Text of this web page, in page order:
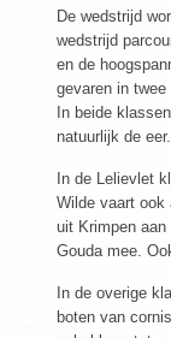
De wedstrijd
wedstrijd
en de
gevaren in
In beide
natuurlijk de eer.
In de Lelievlet
Wilde vaart ook
uit Krimpen
Gouda mee.
In de overige
boten van